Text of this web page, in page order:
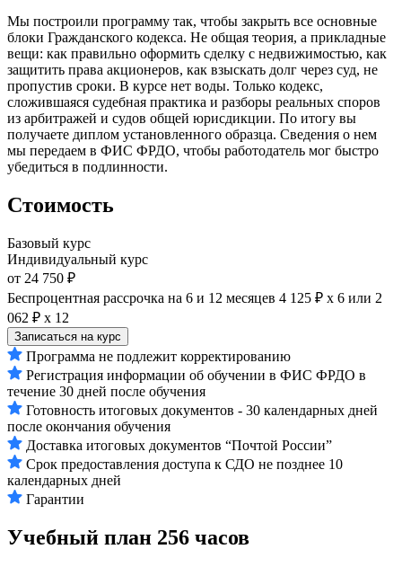
Мы построили программу так, чтобы закрыть все основные
блоки Гражданского кодекса. Не общая теория, а прикладные
вещи: как правильно оформить сделку с недвижимостью, как
защитить права акционеров, как взыскать долг через суд, не
пропустив сроки. В курсе нет воды. Только кодекс,
сложившаяся судебная практика и разборы реальных споров
из арбитражей и судов общей юрисдикции. По итогу вы
получаете диплом установленного образца. Сведения о нем
мы передаем в ФИС ФРДО, чтобы работодатель мог быстро
убедиться в подлинности.
Стоимость
Базовый курс
Индивидуальный курс
от 24 750 ₽
Беспроцентная рассрочка на 6 и 12 месяцев 4 125 ₽ х 6 или 2
062 ₽ х 12
Записаться на курс
Программа не подлежит корректированию
Регистрация информации об обучении в ФИС ФРДО в
течение 30 дней после обучения
Готовность итоговых документов - 30 календарных дней
после окончания обучения
Доставка итоговых документов “Почтой России”
Срок предоставления доступа к СДО не позднее 10
календарных дней
Гарантии
Учебный план 256 часов